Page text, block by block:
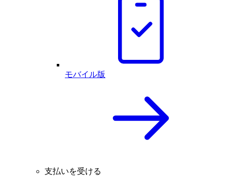
モバイル版
支払いを受ける